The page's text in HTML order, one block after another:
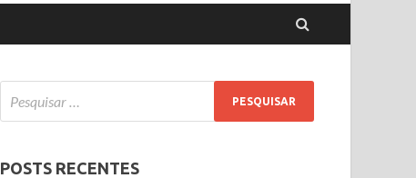
POSTS RECENTES